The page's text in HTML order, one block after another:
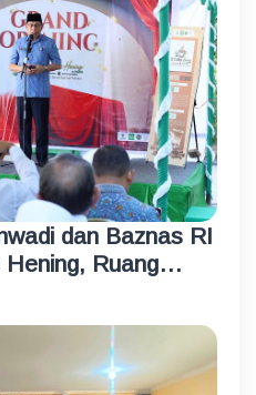
dan Baznas RI
Ruang